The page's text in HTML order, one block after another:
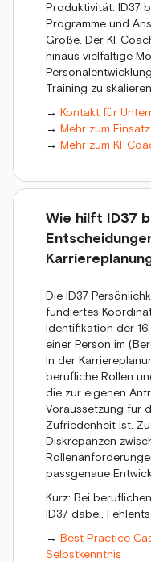
Produktivität. ID37
Programme und
Größe. Der KI-
hinaus vielfältige
Training zu
→ Kontakt für
→ Mehr zum
→ Mehr zum KI-
Wie hilft ID37
Die ID37
fundiertes
Identifikation der
einer Person im
In der
berufliche Rollen
die zur eigenen
Voraussetzung für
Zufriedenheit ist.
Diskrepanzen
passgenaue
Kurz: Bei
ID37 dabei,
→ Best Practice
Selbstkenntnis